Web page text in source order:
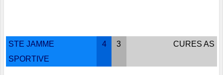
STE JAMME
SPORTIVE
4 3 CURES AS